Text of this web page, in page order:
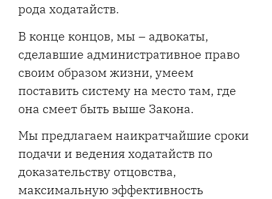
рода ходатайств.
В конце концов, мы – адвокаты,
сделавшие административное право
своим образом жизни, умеем
поставить систему на место там, где
она смеет быть выше Закона.
Мы предлагаем наикратчайшие сроки
подачи и ведения ходатайств по
доказательству отцовства,
максимальную эффективность